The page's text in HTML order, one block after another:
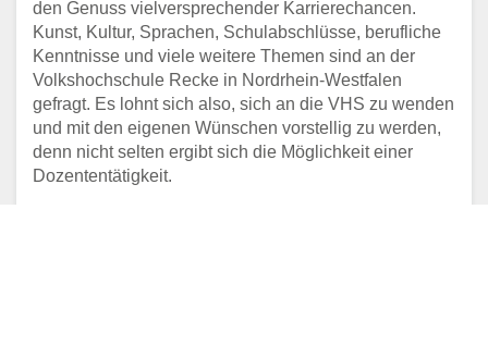
den Genuss vielversprechender Karrierechancen.
Kunst, Kultur, Sprachen, Schulabschlüsse, berufliche
Kenntnisse und viele weitere Themen sind an der
Volkshochschule Recke in Nordrhein-Westfalen
gefragt. Es lohnt sich also, sich an die VHS zu wenden
und mit den eigenen Wünschen vorstellig zu werden,
denn nicht selten ergibt sich die Möglichkeit einer
Dozententätigkeit.